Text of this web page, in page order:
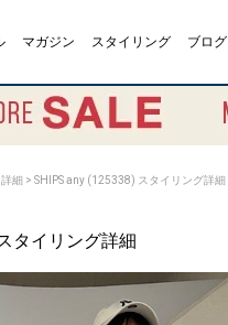
マガジン スタイリング ブログ
詳細 > SHIPS any (125338) スタイリング詳細
タイリング詳細